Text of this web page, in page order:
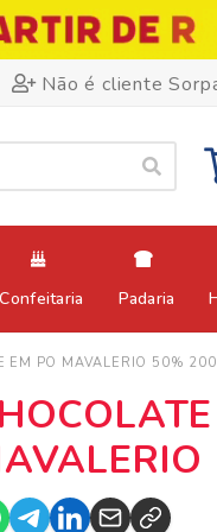
Não é cliente
Confeitaria Padaria
EM PO MAVALERIO 50%